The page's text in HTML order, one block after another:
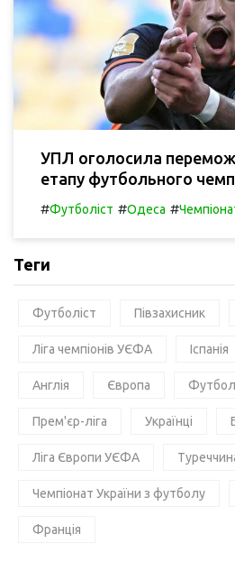
УПЛ оголосила
етапу футбольного
#Футболіст #Одеса #
Теги
Футболіст Півзахисник
Ліга чемпіонів УЄФА Іспанія
Англія Європа Футбол
Прем'єр-ліга Українці
Ліга Європи УЄФА
Чемпіонат України з футболу
Франція